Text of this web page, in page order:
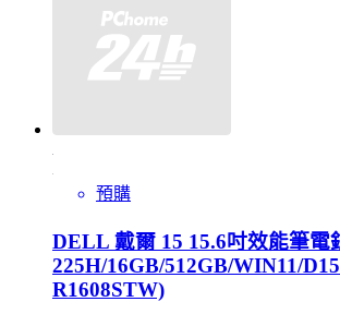
預購
DELL 戴爾 15 15.6吋效能筆電
225H/16GB/512GB/WIN11/
R1608STW)